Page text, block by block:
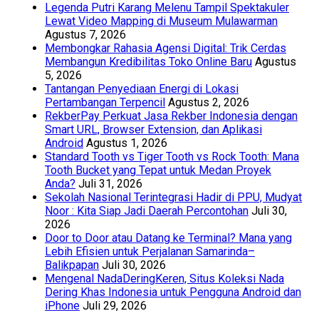
Legenda Putri Karang Melenu Tampil Spektakuler
Lewat Video Mapping di Museum Mulawarman
Agustus 7, 2026
Membongkar Rahasia Agensi Digital: Trik Cerdas
Membangun Kredibilitas Toko Online Baru Agustus
5, 2026
Tantangan Penyediaan Energi di Lokasi
Pertambangan Terpencil Agustus 2, 2026
RekberPay Perkuat Jasa Rekber Indonesia dengan
Smart URL, Browser Extension, dan Aplikasi
Android Agustus 1, 2026
Standard Tooth vs Tiger Tooth vs Rock Tooth: Mana
Tooth Bucket yang Tepat untuk Medan Proyek
Anda? Juli 31, 2026
Sekolah Nasional Terintegrasi Hadir di PPU, Mudyat
Noor : Kita Siap Jadi Daerah Percontohan Juli 30,
2026
Door to Door atau Datang ke Terminal? Mana yang
Lebih Efisien untuk Perjalanan Samarinda–
Balikpapan Juli 30, 2026
Mengenal NadaDeringKeren, Situs Koleksi Nada
Dering Khas Indonesia untuk Pengguna Android dan
iPhone Juli 29, 2026